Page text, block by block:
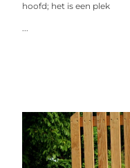
hoofd; het is een plek
...